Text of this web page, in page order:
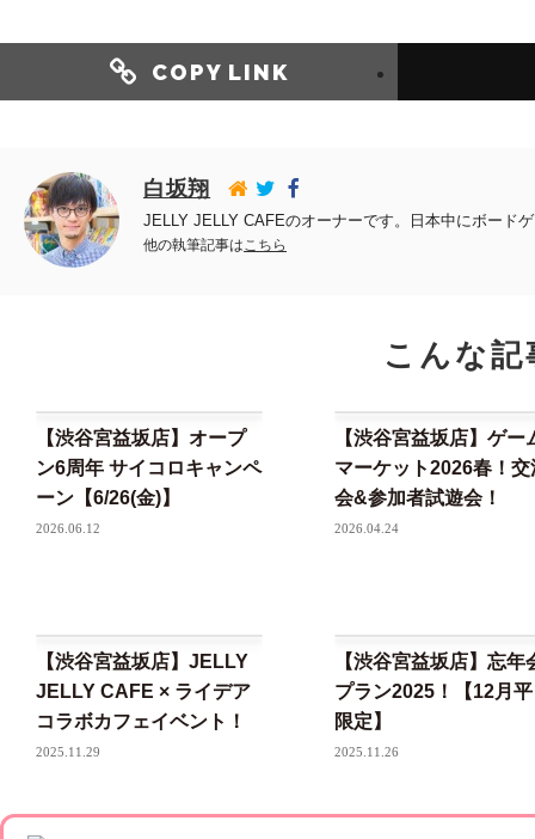
COPY LINK
白坂翔
JELLY JELLY CAFEのオーナーです。日本中にボード
他の執筆記事はこちら
こんな
【渋谷宮益坂店】オープ
ン6周年 サイコロキャンペ
ーン【6/26(金)】
2026.06.12
【渋谷宮益坂店】ゲー
マーケット2026春！交
会&参加者試遊会！
2026.04.24
【渋谷宮益坂店】JELLY
JELLY CAFE × ライデア
コラボカフェイベント！
2025.11.29
【渋谷宮益坂店】忘年
プラン2025！【12月
限定】
2025.11.26